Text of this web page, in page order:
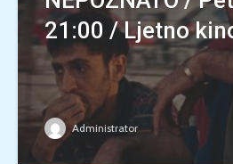
21:00 / Ljetno
Administrator